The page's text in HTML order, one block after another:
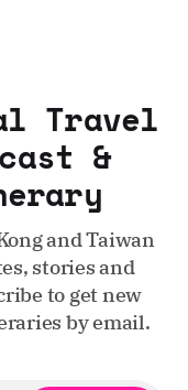
Travel
&
and Taiwan
stories and
to get new
by email.